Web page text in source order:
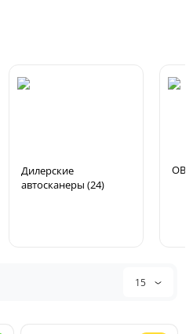
Дилерские
автосканеры (24)
15